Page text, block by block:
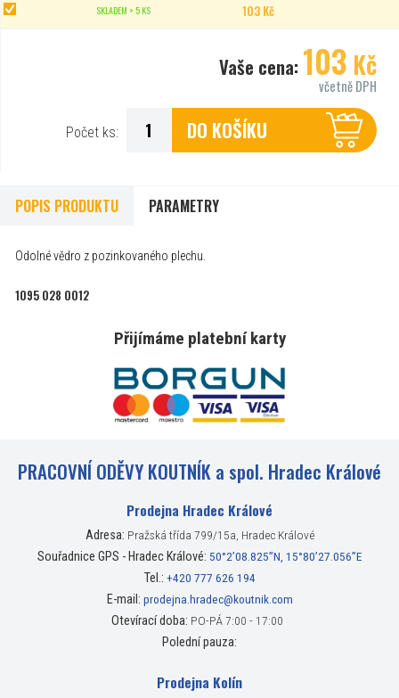
SKLADEM > 5 KS 103 Kč
Vaše cena:103 Kč
včetně DPH
Počet ks: DO KOŠÍKU
POPIS PRODUKTU PARAMETRY
Odolné vědro z pozinkovaného plechu.
1095 028 0012
Přijímáme platební karty
PRACOVNÍ ODĚVY KOUTNÍK a spol. Hradec Králové
Prodejna Hradec Králové
Adresa: Pražská třída 799/15a, Hradec Králové
Souřadnice GPS - Hradec Králové: 50°2’08.825”N, 15°80’27.056”E
Tel.: +420 777 626 194
E-mail: prodejna.hradec@koutnik.com
Otevírací doba: PO-PÁ 7:00 - 17:00
Polední pauza:
Prodejna Kolín